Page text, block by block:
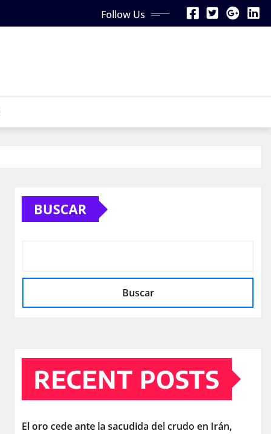
Follow Us
BUSCAR
Buscar
RECENT POSTS
El oro cede ante la sacudida del crudo en Irán,